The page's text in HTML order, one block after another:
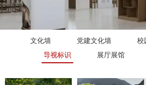
文化墙 党建文化墙
校
导视标识
展厅展馆